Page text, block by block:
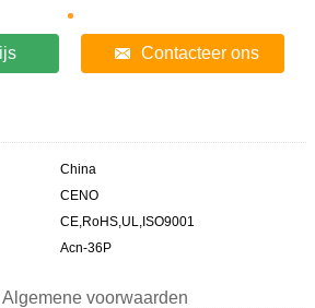
Contacteer ons
China
CENO
CE,RoHS,UL,ISO9001
Acn-36P
voorwaarden